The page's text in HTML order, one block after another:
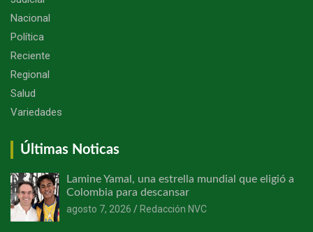
Nacional
Política
Reciente
Regional
Salud
Variedades
Últimas Noticas
Lamine Yamal, una estrella mundial que eligió a
Colombia para descansar
agosto 7, 2026
Redacción NVC